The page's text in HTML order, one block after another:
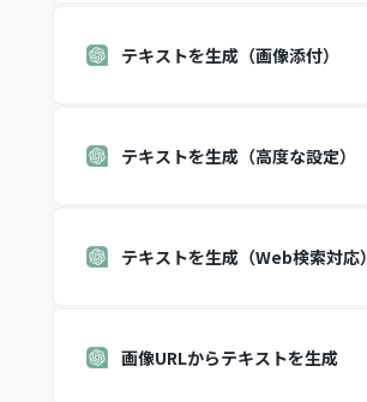
テキストを生成（画像添付）
テキストを生成（高度な設定）
テキストを生成（Web検索対応）
画像URLからテキストを生成